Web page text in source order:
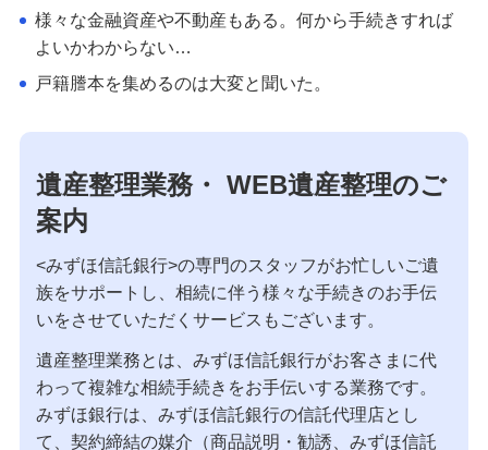
様々な金融資産や不動産もある。何から手続きすれば
よいかわからない…
戸籍謄本を集めるのは大変と聞いた。
遺産整理業務・ WEB遺産整理のご
案内
<みずほ信託銀行>の専門のスタッフがお忙しいご遺
族をサポートし、相続に伴う様々な手続きのお手伝
いをさせていただくサービスもございます。
遺産整理業務とは、みずほ信託銀行がお客さまに代
わって複雑な相続手続きをお手伝いする業務です。
みずほ銀行は、みずほ信託銀行の信託代理店とし
て、契約締結の媒介（商品説明・勧誘、みずほ信託